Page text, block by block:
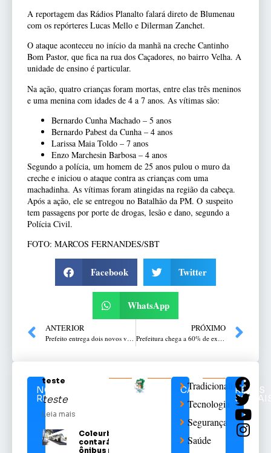
A reportagem das Rádios Planalto falará direto de Blumenau
com os repórteres Lucas Mello e Dilerman Zanchet.
O ataque aconteceu no início da manhã na creche Cantinho
Bom Pastor, que fica na rua dos Caçadores, no bairro Velha. A
unidade de ensino é particular.
Na ação, quatro crianças foram mortas, entre elas três meninos
e uma menina com idades de 4 a 7 anos. As vítimas são:
Bernardo Cunha Machado – 5 anos
Bernardo Pabest da Cunha – 4 anos
Larissa Maia Toldo – 7 anos
Enzo Marchesin Barbosa – 4 anos
Segundo a polícia, um homem de 25 anos pulou o muro da
creche e iniciou o ataque contra as crianças com uma
machadinha. As vítimas foram atingidas na região da cabeça.
Após a ação, ele se entregou no Batalhão da PM. O suspeito
tem passagens por porte de drogas, lesão e dano, segundo a
Polícia Civil.
FOTO: MARCOS FERNANDES/SBT
Facebook Twitter
WhatsApp
ANTERIOR
Prefeito entrega dois novos veículos para a Saúde em Passo Fundo
PRÓXIMO
Prefeitura chega a 60% de execução da terceira edição do programa Minha Rua com Asfalto
NOTÍCIAS
RELACIONADAS
teste
teste
Leia mais
Coleurb
contará com
ônibus para
CATEGORIAS
Tradicionalismo
Tecnologia
Segurança
Saúde
REDES